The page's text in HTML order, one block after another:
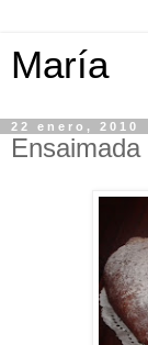
María
22 enero, 2010